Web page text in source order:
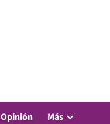
Opinión Más